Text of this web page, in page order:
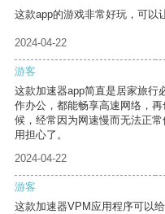
这款app的游戏非常好玩，可以
2024-04-22
游客
这款加速器app简直是居家旅行
作办公，都能畅享高速网络，
候，经常因为网速慢而无法正
用担心了。
2024-04-22
游客
这款加速器VPM应用程序可以